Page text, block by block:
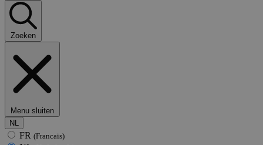
Zoeken
Menu sluiten
NL
FR (Francais)